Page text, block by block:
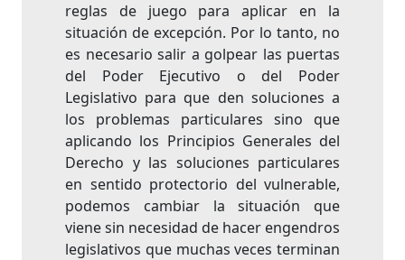
reglas de juego para aplicar en la
situación de excepción. Por lo tanto, no
es necesario salir a golpear las puertas
del Poder Ejecutivo o del Poder
Legislativo para que den soluciones a
los problemas particulares sino que
aplicando los Principios Generales del
Derecho y las soluciones particulares
en sentido protectorio del vulnerable,
podemos cambiar la situación que
viene sin necesidad de hacer engendros
legislativos que muchas veces terminan